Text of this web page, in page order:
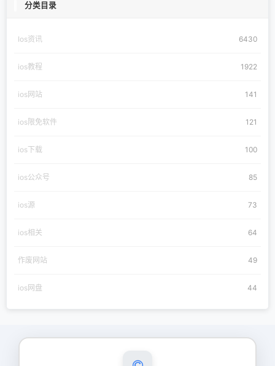
分类目录
Ios资讯 6430
ios教程 1922
ios网站 141
ios限免软件 121
ios下载 100
ios公众号 85
ios源 73
ios相关 64
作废网站 49
ios网盘 44